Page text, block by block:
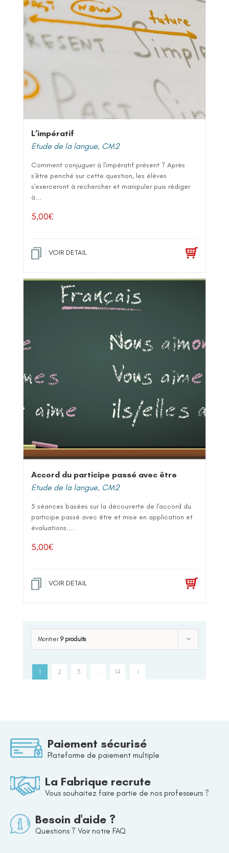
L’impératif
Etude de la langue, CM2
Comment conjuguer à l'impératif présent ? Après
s'être penché sur cette question, les élèves
s'exerceront à rechercher et manipuler puis rédiger
à...
5,00€
VOIR DETAIL
Accord du participe passé avec être
Etude de la langue, CM2
5 séances basées sur la découverte de l'accord du
participe passé avec être et mise en application et
évaluations....
5,00€
VOIR DETAIL
Montrer 9 produits
1 2 3 … 14
Paiement sécurisé
Plateforme de paiement multiple
La Fabrique recrute
Vous souhaitez faire partie de nos professeurs ?
Besoin d'aide ?
Questions ? Voir notre FAQ